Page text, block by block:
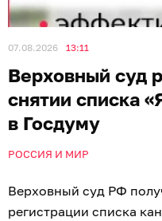
07.08.2026 13:11
Верховный суд
снятии списка
в Госдуму
РОССИЯ И МИР
Верховный суд РФ
регистрации списка